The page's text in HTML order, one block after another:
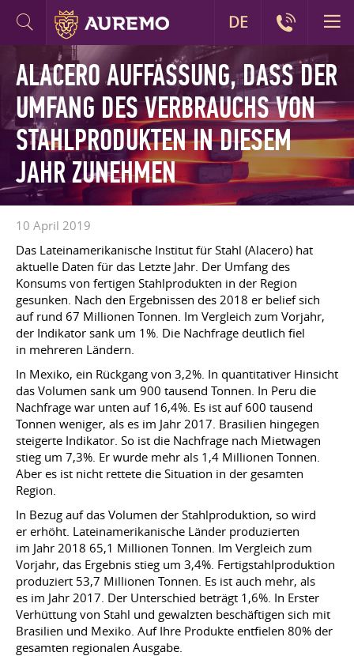
ALACERO AUFFASSUNG, DASS DER
UMFANG DES VERBRAUCHS VON
STAHLPRODUKTEN IN DIESEM
JAHR ZUNEHMEN
10 April 2019
Das Lateinamerikanische Institut für Stahl (Alacero) hat
aktuelle Daten für das Letzte Jahr. Der Umfang des
Konsums von fertigen Stahlprodukten in der Region
gesunken. Nach den Ergebnissen des 2018 er belief sich
auf rund 67 Millionen Tonnen. Im Vergleich zum Vorjahr,
der Indikator sank um 1%. Die Nachfrage deutlich fiel
in mehreren Ländern.
In Mexiko, ein Rückgang von 3,2%. In quantitativer Hinsicht
das Volumen sank um 900 tausend Tonnen. In Peru die
Nachfrage war unten auf 16,4%. Es ist auf 600 tausend
Tonnen weniger, als es im Jahr 2017. Brasilien hingegen
steigerte Indikator. So ist die Nachfrage nach Mietwagen
stieg um 7,3%. Er wurde mehr als 1,4 Millionen Tonnen.
Aber es ist nicht rettete die Situation in der gesamten
Region.
In Bezug auf das Volumen der Stahlproduktion, so wird
er erhöht. Lateinamerikanische Länder produzierten
im Jahr 2018 65,1 Millionen Tonnen. Im Vergleich zum
Vorjahr, das Ergebnis stieg um 3,4%. Fertigstahlproduktion
produziert 53,7 Millionen Tonnen. Es ist auch mehr, als
es im Jahr 2017. Der Unterschied beträgt 1,6%. In Erster
Verhüttung von Stahl und gewalzten beschäftigen sich mit
Brasilien und Mexiko. Auf Ihre Produkte entfielen 80% der
gesamten regionalen Ausgabe.
DE